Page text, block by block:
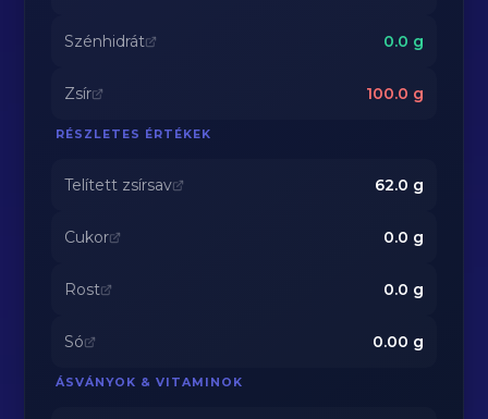
Szénhidrát 0.0 g
Zsír 100.0 g
RÉSZLETES ÉRTÉKEK
Telített zsírsav 62.0 g
Cukor 0.0 g
Rost 0.0 g
Só 0.00 g
ÁSVÁNYOK & VITAMINOK